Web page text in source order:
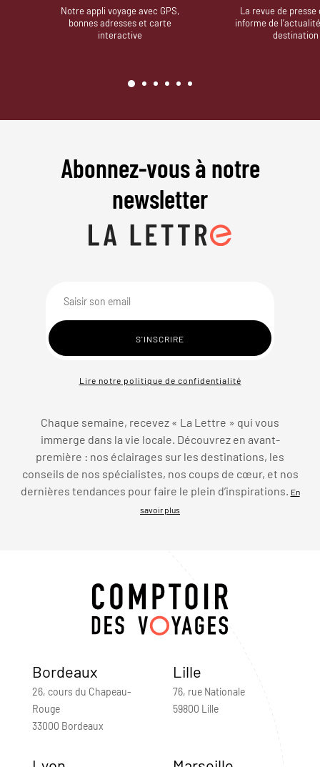
Notre appli voyage avec GPS,
bonnes adresses et carte
interactive
La revue de presse
informe de
destination
Abonnez-vous à notre
newsletter
Lire notre politique de confidentialité
Chaque semaine, recevez « La Lettre » qui vous
immerge dans la vie locale. Découvrez en avant-
première : nos éclairages sur les destinations, les
conseils de nos spécialistes, nos coups de cœur, et nos
dernières tendances pour faire le plein d’inspirations. En
savoir plus
Bordeaux
26, cours du Chapeau-
Rouge
33000 Bordeaux
Lille
76, rue Nationale
59800 Lille